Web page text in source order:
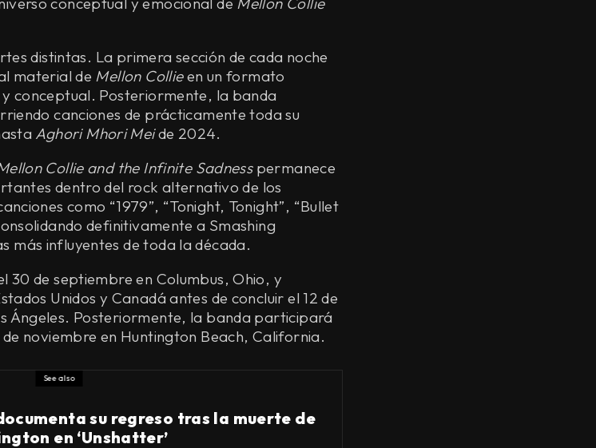
distintas. La primera sección de cada noche
material de Mellon Collieen un formato
conceptual. Posteriormente, la banda
canciones de prácticamente toda su
Aghori Mhori Meide 2024.
Collie and the Infinite Sadnesspermanece
dentro del rock alternativo de los
como “1979”, “Tonight, Tonight”, “Bullet
definitivamente a Smashing
más influyentes de toda la década.
30 de septiembre en Columbus, Ohio, y
Unidos y Canadá antes de concluir el 12 de
Ángeles. Posteriormente, la banda participará
noviembre en Huntington Beach, California.
See also
su regreso tras la muerte de
en ‘Unshatter’